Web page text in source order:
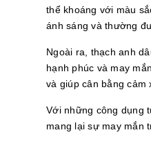
thể khoáng với màu
ánh sáng và thường
Ngoài ra, thạch anh
hạnh phúc và may
và giúp cân bằng cảm
Với những công dụng
mang lại sự may mắn